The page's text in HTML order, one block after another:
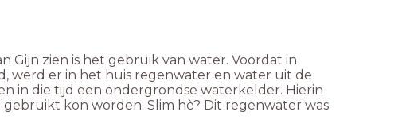
Gijn zien is het gebruik van water. Voordat in
werd er in het huis regenwater en water uit de
in die tijd een ondergrondse waterkelder. Hierin
kon worden. Slim hè? Dit regenwater was